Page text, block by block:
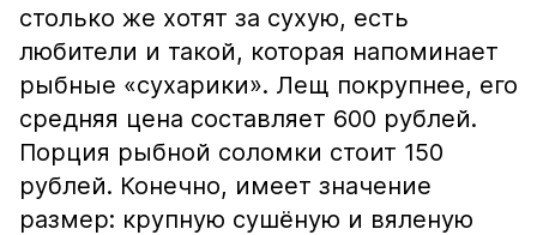
столько же хотят за сухую, есть
любители и такой, которая напоминает
рыбные «сухарики». Лещ покрупнее, его
средняя цена составляет 600 рублей.
Порция рыбной соломки стоит 150
рублей. Конечно, имеет значение
размер: крупную сушёную и вяленую